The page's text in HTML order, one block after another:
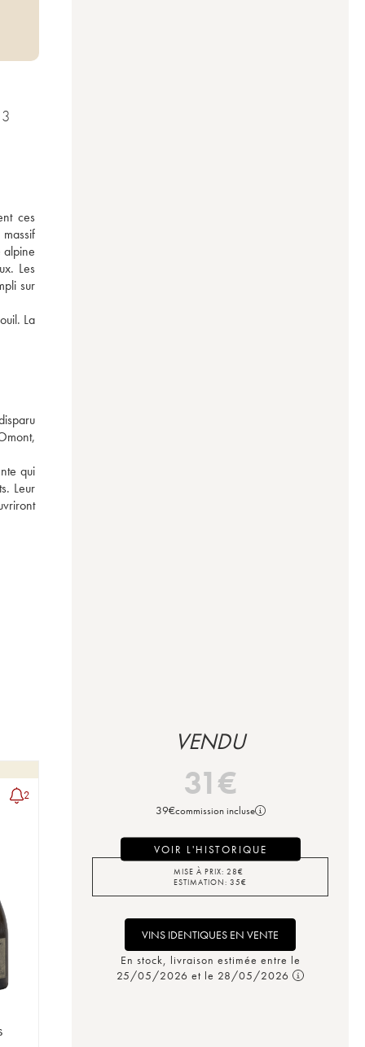
ces
alpine
Les
sur
La
qui
Leur
2
VENDU
31€
39€commission incluse
VOIR L'HISTORIQUE
MISE À PRIX: 28€
ESTIMATION: 35€
VINS IDENTIQUES EN VENTE
En stock, livraison estimée entre le
25/05/2026 et le 28/05/2026